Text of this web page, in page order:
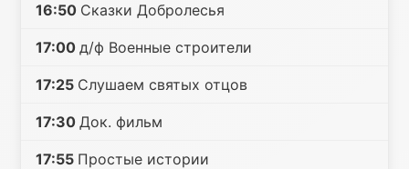
16:50 Сказки Добролесья
17:00 д/ф Военные строители
17:25 Слушаем святых отцов
17:30 Док. фильм
17:55 Простые истории